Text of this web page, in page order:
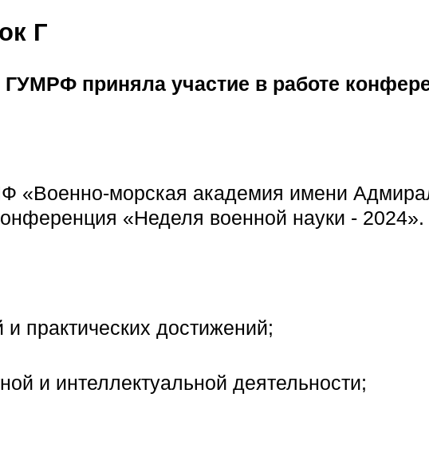
Г
приняла участие в работе
«Военно-морская академия имени
«Неделя военной науки - 2024».
практических достижений;
и интеллектуальной деятельности;